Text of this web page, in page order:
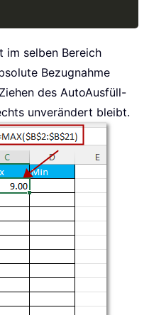
im selben Bereich
Bezugnahme
des AutoAusfüll-
unverändert bleibt.